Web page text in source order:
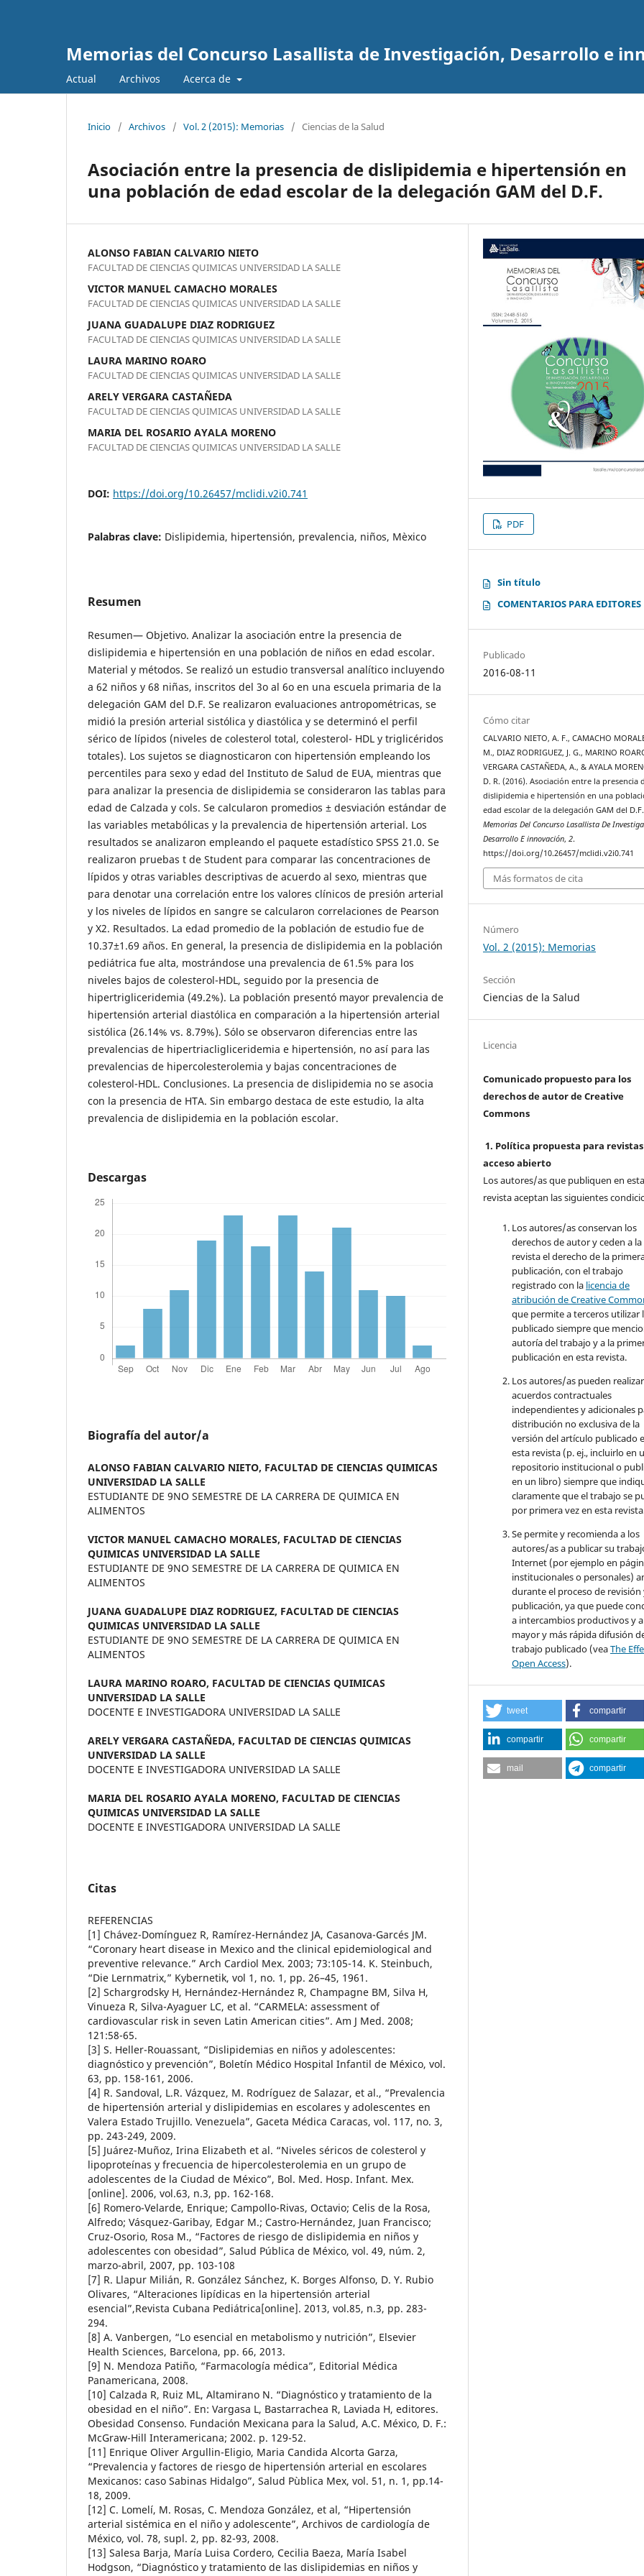
Memorias del Concurso Lasallista de Investigación, Desarrollo e
Actual Archivos Acerca de
Inicio / Archivos / Vol. 2 (2015): Memorias / Ciencias de la Salud
Asociación entre la presencia de dislipidemia e hipertensión en
una población de edad escolar de la delegación GAM del D.F.
ALONSO FABIAN CALVARIO NIETO
FACULTAD DE CIENCIAS QUIMICAS UNIVERSIDAD LA SALLE
VICTOR MANUEL CAMACHO MORALES
FACULTAD DE CIENCIAS QUIMICAS UNIVERSIDAD LA SALLE
JUANA GUADALUPE DIAZ RODRIGUEZ
FACULTAD DE CIENCIAS QUIMICAS UNIVERSIDAD LA SALLE
LAURA MARINO ROARO
FACULTAD DE CIENCIAS QUIMICAS UNIVERSIDAD LA SALLE
ARELY VERGARA CASTAÑEDA
FACULTAD DE CIENCIAS QUIMICAS UNIVERSIDAD LA SALLE
MARIA DEL ROSARIO AYALA MORENO
FACULTAD DE CIENCIAS QUIMICAS UNIVERSIDAD LA SALLE
DOI: https://doi.org/10.26457/mclidi.v2i0.741
Palabras clave: Dislipidemia, hipertensión, prevalencia, niños, Mèxico
Resumen
Resumen— Objetivo. Analizar la asociación entre la presencia de
dislipidemia e hipertensión en una población de niños en edad escolar.
Material y métodos. Se realizó un estudio transversal analítico incluyendo
a 62 niños y 68 niñas, inscritos del 3o al 6o en una escuela primaria de la
delegación GAM del D.F. Se realizaron evaluaciones antropométricas, se
midió la presión arterial sistólica y diastólica y se determinó el perfil
sérico de lípidos (niveles de colesterol total, colesterol- HDL y triglicéridos
totales). Los sujetos se diagnosticaron con hipertensión empleando los
percentiles para sexo y edad del Instituto de Salud de EUA, mientras que
para analizar la presencia de dislipidemia se consideraron las tablas para
edad de Calzada y cols. Se calcularon promedios ± desviación estándar de
las variables metabólicas y la prevalencia de hipertensión arterial. Los
resultados se analizaron empleando el paquete estadístico SPSS 21.0. Se
realizaron pruebas t de Student para comparar las concentraciones de
lípidos y otras variables descriptivas de acuerdo al sexo, mientras que
para denotar una correlación entre los valores clínicos de presión arterial
y los niveles de lípidos en sangre se calcularon correlaciones de Pearson
y X2. Resultados. La edad promedio de la población de estudio fue de
10.37±1.69 años. En general, la presencia de dislipidemia en la población
pediátrica fue alta, mostrándose una prevalencia de 61.5% para los
niveles bajos de colesterol-HDL, seguido por la presencia de
hipertrigliceridemia (49.2%). La población presentó mayor prevalencia de
hipertensión arterial diastólica en comparación a la hipertensión arterial
sistólica (26.14% vs. 8.79%). Sólo se observaron diferencias entre las
prevalencias de hipertriacligliceridemia e hipertensión, no así para las
prevalencias de hipercolesterolemia y bajas concentraciones de
colesterol-HDL. Conclusiones. La presencia de dislipidemia no se asocia
con la presencia de HTA. Sin embargo destaca de este estudio, la alta
prevalencia de dislipidemia en la población escolar.
Descargas
Biografía del autor/a
ALONSO FABIAN CALVARIO NIETO, FACULTAD DE CIENCIAS QUIMICAS
UNIVERSIDAD LA SALLE
ESTUDIANTE DE 9NO SEMESTRE DE LA CARRERA DE QUIMICA EN
ALIMENTOS
VICTOR MANUEL CAMACHO MORALES, FACULTAD DE CIENCIAS
QUIMICAS UNIVERSIDAD LA SALLE
ESTUDIANTE DE 9NO SEMESTRE DE LA CARRERA DE QUIMICA EN
ALIMENTOS
JUANA GUADALUPE DIAZ RODRIGUEZ, FACULTAD DE CIENCIAS
QUIMICAS UNIVERSIDAD LA SALLE
ESTUDIANTE DE 9NO SEMESTRE DE LA CARRERA DE QUIMICA EN
ALIMENTOS
LAURA MARINO ROARO, FACULTAD DE CIENCIAS QUIMICAS
UNIVERSIDAD LA SALLE
DOCENTE E INVESTIGADORA UNIVERSIDAD LA SALLE
ARELY VERGARA CASTAÑEDA, FACULTAD DE CIENCIAS QUIMICAS
UNIVERSIDAD LA SALLE
DOCENTE E INVESTIGADORA UNIVERSIDAD LA SALLE
MARIA DEL ROSARIO AYALA MORENO, FACULTAD DE CIENCIAS
QUIMICAS UNIVERSIDAD LA SALLE
DOCENTE E INVESTIGADORA UNIVERSIDAD LA SALLE
Citas
REFERENCIAS
[1] Chávez-Domínguez R, Ramírez-Hernández JA, Casanova-Garcés JM.
“Coronary heart disease in Mexico and the clinical epidemiological and
preventive relevance.” Arch Cardiol Mex. 2003; 73:105-14. K. Steinbuch,
“Die Lernmatrix,” Kybernetik, vol 1, no. 1, pp. 26–45, 1961.
[2] Schargrodsky H, Hernández-Hernández R, Champagne BM, Silva H,
Vinueza R, Silva-Ayaguer LC, et al. “CARMELA: assessment of
cardiovascular risk in seven Latin American cities”. Am J Med. 2008;
121:58-65.
[3] S. Heller-Rouassant, “Dislipidemias en niños y adolescentes:
diagnóstico y prevención”, Boletín Médico Hospital Infantil de México, vol.
63, pp. 158-161, 2006.
[4] R. Sandoval, L.R. Vázquez, M. Rodríguez de Salazar, et al., “Prevalencia
de hipertensión arterial y dislipidemias en escolares y adolescentes en
Valera Estado Trujillo. Venezuela”, Gaceta Médica Caracas, vol. 117, no. 3,
pp. 243-249, 2009.
[5] Juárez-Muñoz, Irina Elizabeth et al. “Niveles séricos de colesterol y
lipoproteínas y frecuencia de hipercolesterolemia en un grupo de
adolescentes de la Ciudad de México”, Bol. Med. Hosp. Infant. Mex.
[online]. 2006, vol.63, n.3, pp. 162-168.
[6] Romero-Velarde, Enrique; Campollo-Rivas, Octavio; Celis de la Rosa,
Alfredo; Vásquez-Garibay, Edgar M.; Castro-Hernández, Juan Francisco;
Cruz-Osorio, Rosa M., “Factores de riesgo de dislipidemia en niños y
adolescentes con obesidad”, Salud Pública de México, vol. 49, núm. 2,
marzo-abril, 2007, pp. 103-108
[7] R. Llapur Milián, R. González Sánchez, K. Borges Alfonso, D. Y. Rubio
Olivares, “Alteraciones lipídicas en la hipertensión arterial
esencial”,Revista Cubana Pediátrica[online]. 2013, vol.85, n.3, pp. 283-
294.
[8] A. Vanbergen, “Lo esencial en metabolismo y nutrición”, Elsevier
Health Sciences, Barcelona, pp. 66, 2013.
[9] N. Mendoza Patiño, “Farmacología médica”, Editorial Médica
Panamericana, 2008.
[10] Calzada R, Ruiz ML, Altamirano N. “Diagnóstico y tratamiento de la
obesidad en el niño”. En: Vargasa L, Bastarrachea R, Laviada H, editores.
Obesidad Consenso. Fundación Mexicana para la Salud, A.C. México, D. F.:
McGraw-Hill Interamericana; 2002. p. 129-52.
[11] Enrique Oliver Argullin-Eligio, Maria Candida Alcorta Garza,
“Prevalencia y factores de riesgo de hipertensión arterial en escolares
Mexicanos: caso Sabinas Hidalgo”, Salud Pùblica Mex, vol. 51, n. 1, pp.14-
18, 2009.
[12] C. Lomelí, M. Rosas, C. Mendoza González, et al, “Hipertensión
arterial sistémica en el niño y adolescente”, Archivos de cardiología de
México, vol. 78, supl. 2, pp. 82-93, 2008.
[13] Salesa Barja, María Luisa Cordero, Cecilia Baeza, María Isabel
Hodgson, “Diagnóstico y tratamiento de las dislipidemias en niños y
PDF
Sin título
COMENTARIOS PARA EDITORES
Publicado
2016-08-11
Cómo citar
CALVARIO NIETO, A. F., CAMACHO
M., DIAZ RODRIGUEZ, J. G., MARINO
VERGARA CASTAÑEDA, A., & AYALA
D. R. (2016). Asociación entre la presencia
dislipidemia e hipertensión en una
edad escolar de la delegación GAM del D.F.
Memorias Del Concurso Lasallista De
Desarrollo E innovación,2.
https://doi.org/10.26457/mclidi.v2i0.741
Más formatos de cita
Número
Vol. 2 (2015): Memorias
Sección
Ciencias de la Salud
Licencia
Comunicado propuesto para los
derechos de autor de Creative
Commons
1. Política propuesta para
acceso abierto
Los autores/as que publiquen en esta
revista aceptan las siguientes
Los autores/as conservan los
derechos de autor y ceden a la
revista el derecho de la
publicación, con el trabajo
registrado con la licencia de
atribución de Creative
que permite a terceros utilizar
publicado siempre que
autoría del trabajo y a la
publicación en esta revista.
Los autores/as pueden
acuerdos contractuales
independientes y adicionales
distribución no exclusiva de la
versión del artículo publicado
esta revista (p. ej., incluirlo en
repositorio institucional o
en un libro) siempre que
claramente que el trabajo se
por primera vez en esta
Se permite y recomienda a los
autores/as a publicar su
Internet (por ejemplo en
institucionales o personales)
durante el proceso de revisión
publicación, ya que puede
a intercambios productivos y
mayor y más rápida difusión
trabajo publicado (veaThe
Open Access).
tweet compartir
compartir compartir
mail compartir